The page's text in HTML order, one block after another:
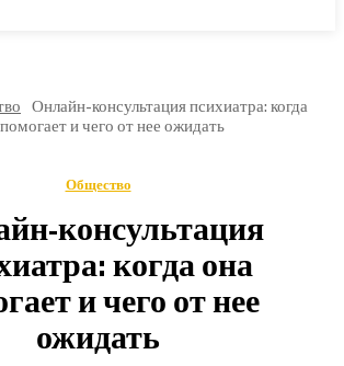
Онлайн-консультация психиатра: когда
и чего от нее ожидать
Общество
консультация
когда она
и чего от нее
ожидать